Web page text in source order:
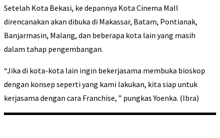
Setelah Kota Bekasi, ke depannya Kota Cinema Mall
direncanakan akan dibuka di Makassar, Batam, Pontianak,
Banjarmasin, Malang, dan beberapa kota lain yang masih
dalam tahap pengembangan.
“Jika di kota-kota lain ingin bekerjasama membuka bioskop
dengan konsep seperti yang kami lakukan, kita siap untuk
kerjasama dengan cara Franchise, ” pungkas Yoenka. (Ibra)